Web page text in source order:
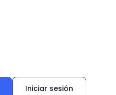
Iniciar sesión